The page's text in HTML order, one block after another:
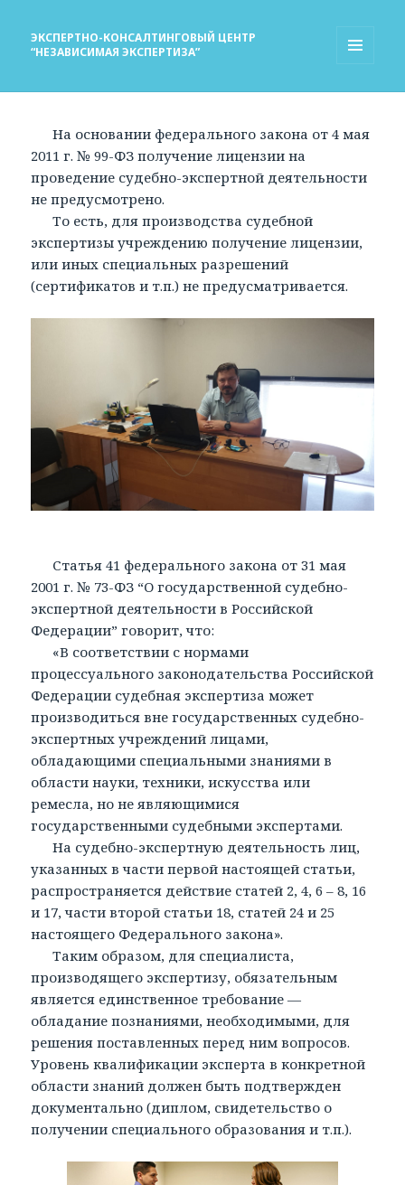
ЭКСПЕРТНО-КОНСАЛТИНГОВЫЙ ЦЕНТР
“НЕЗАВИСИМАЯ ЭКСПЕРТИЗА”
На основании федерального закона от 4 мая
2011 г. № 99-ФЗ получение лицензии на
проведение судебно-экспертной деятельности
не предусмотрено.
То есть, для производства судебной
экспертизы учреждению получение лицензии,
или иных специальных разрешений
(сертификатов и т.п.) не предусматривается.
Статья 41 федерального закона от 31 мая
2001 г. № 73-ФЗ “О государственной судебно-
экспертной деятельности в Российской
Федерации” говорит, что:
«В соответствии с нормами
процессуального законодательства Российской
Федерации судебная экспертиза может
производиться вне государственных судебно-
экспертных учреждений лицами,
обладающими специальными знаниями в
области науки, техники, искусства или
ремесла, но не являющимися
государственными судебными экспертами.
На судебно-экспертную деятельность лиц,
указанных в части первой настоящей статьи,
распространяется действие статей 2, 4, 6 – 8, 16
и 17, части второй статьи 18, статей 24 и 25
настоящего Федерального закона».
Таким образом, для специалиста,
производящего экспертизу, обязательным
является единственное требование —
обладание познаниями, необходимыми, для
решения поставленных перед ним вопросов.
Уровень квалификации эксперта в конкретной
области знаний должен быть подтвержден
документально (диплом, свидетельство о
получении специального образования и т.п.).